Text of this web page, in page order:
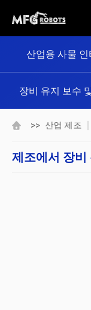
산업용 사물 인
장비 유지 보수
>> 산업 제조
제조에서 장비